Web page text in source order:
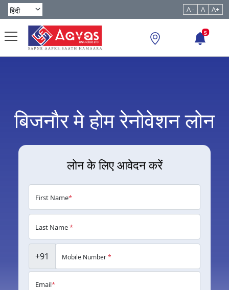
A - A A+
5
बिजनौर मे होम रेनोवेशन लोन
लोन के लिए आवेदन करें
First Name*
Last Name*
+91 Mobile Number*
Email*